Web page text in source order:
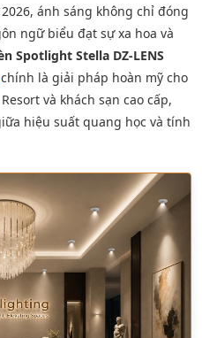
ánh sáng không chỉ đóng
ngữ biểu đạt sự xa hoa và
Spotlight Stella DZ-LENS
chính là giải pháp hoàn mỹ cho
và khách sạn cao cấp,
hiệu suất quang học và tính